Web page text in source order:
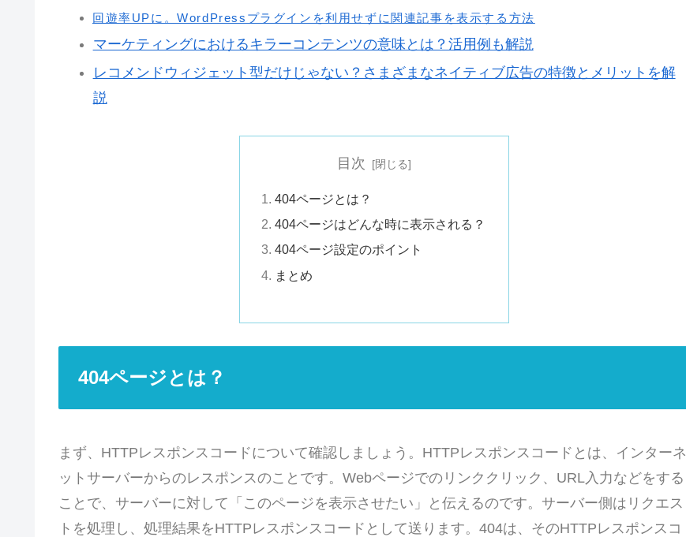
回遊率UPに。WordPressプラグインを利用せずに関連記事を表示する方法
マーケティングにおけるキラーコンテンツの意味とは？活用例も解説
レコメンドウィジェット型だけじゃない？さまざまなネイティブ広告の特徴とメリットを解
説
目次
404ページとは？
404ページはどんな時に表示される？
404ページ設定のポイント
まとめ
404ページとは？
まず、HTTPレスポンスコードについて確認しましょう。HTTPレスポンスコードとは、インターネ
ットサーバーからのレスポンスのことです。Webページでのリンククリック、URL入力などをする
ことで、サーバーに対して「このページを表示させたい」と伝えるのです。サーバー側はリクエス
トを処理し、処理結果をHTTPレスポンスコードとして送ります。404は、そのHTTPレスポンスコ